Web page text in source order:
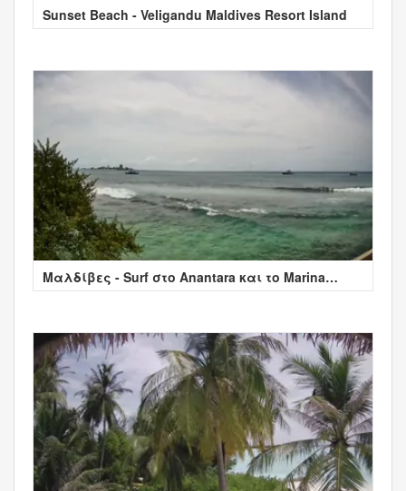
Sunset Beach - Veligandu Maldives Resort Island
Μαλδίβες - Surf στο Anantara και το Marina
Island